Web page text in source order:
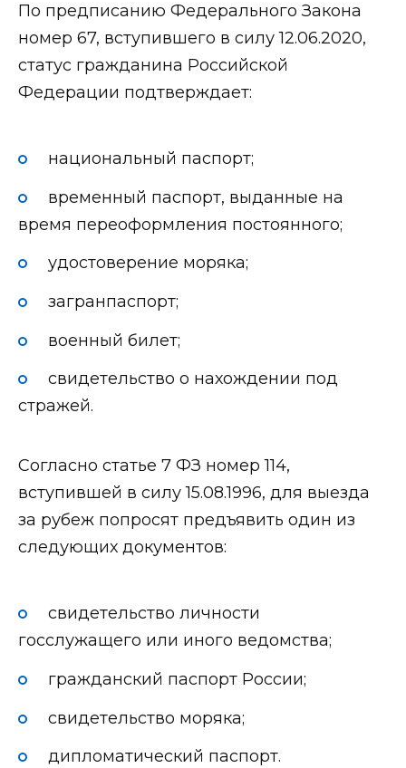
По предписанию Федерального Закона
номер 67, вступившего в силу 12.06.2020,
статус гражданина Российской
Федерации подтверждает:
национальный паспорт;
временный паспорт, выданные на
время переоформления постоянного;
удостоверение моряка;
загранпаспорт;
военный билет;
свидетельство о нахождении под
стражей.
Согласно статье 7 ФЗ номер 114,
вступившей в силу 15.08.1996, для выезда
за рубеж попросят предъявить один из
следующих документов:
свидетельство личности
госслужащего или иного ведомства;
гражданский паспорт России;
свидетельство моряка;
дипломатический паспорт.